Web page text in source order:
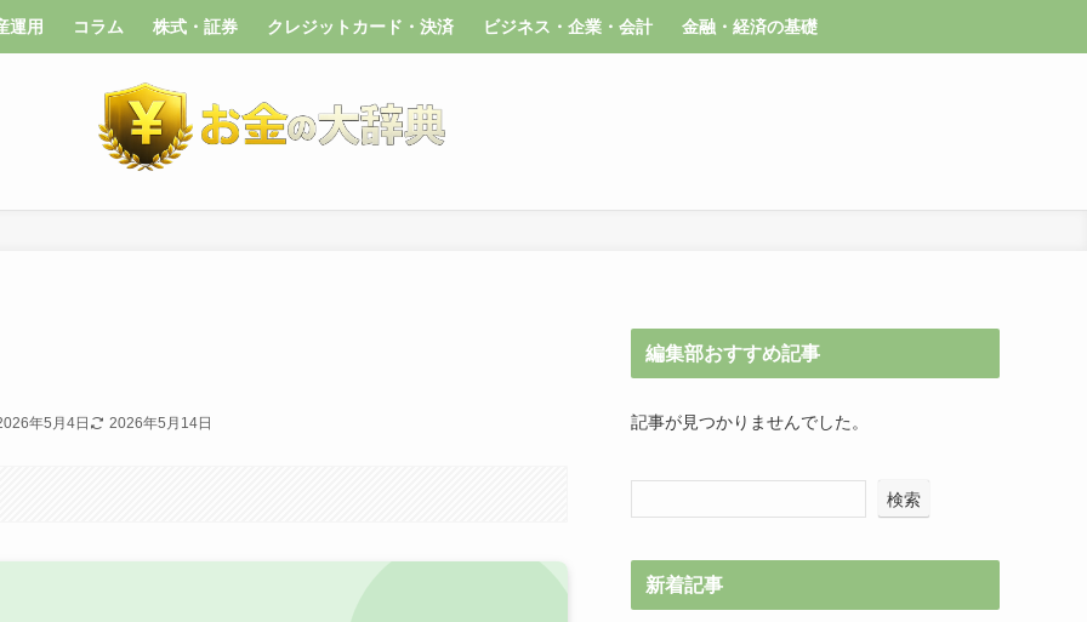
運用 コラム 株式・証券 クレジットカード・決済 ビジネス・企業・会計 金融・経済の基礎
年5月4日 2026年5月14日
編集部おすすめ記事
記事が見つかりませんでした。
検索
新着記事